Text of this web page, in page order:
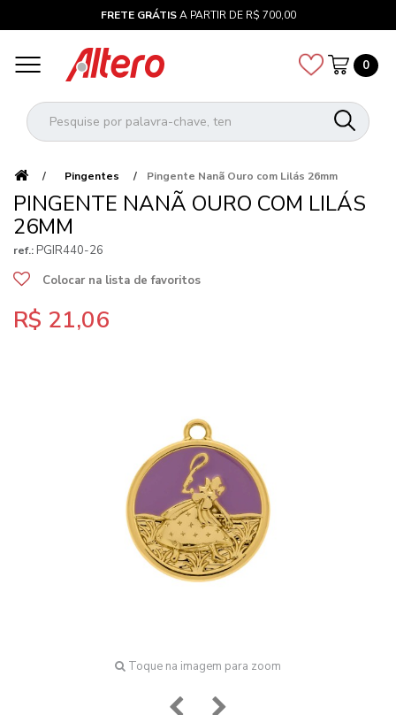
FRETE GRÁTISA PARTIR DE R$ 700,00
0
Pingentes Pingente Nanã Ouro com Lilás 26mm
PINGENTE NANÃ OURO COM LILÁS
26MM
ref.: PGIR440-26
Colocar na lista de favoritos
R$ 21,06
Toque na imagem para zoom